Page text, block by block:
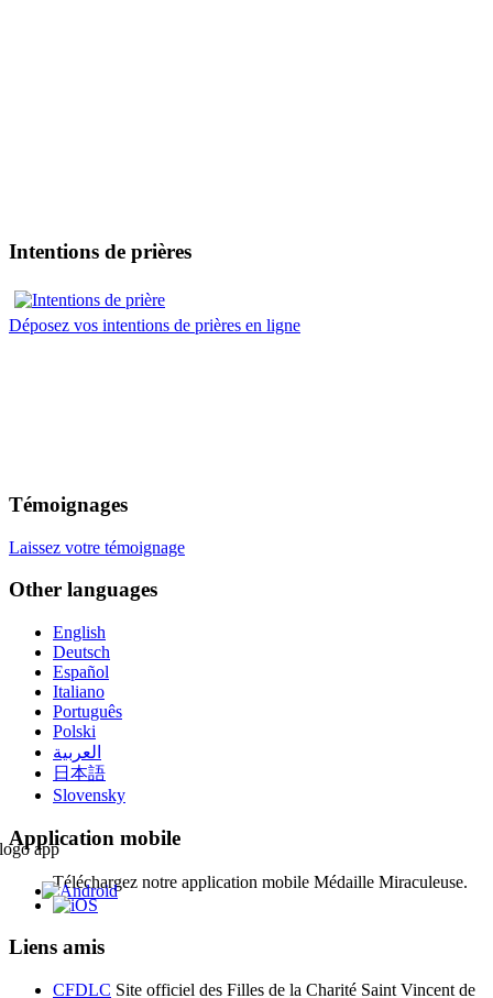
Intentions de prières
Déposez vos intentions de prières en ligne
Témoignages
Laissez votre témoignage
Other languages
English
Deutsch
Español
Italiano
Português
Polski
العربية
日本語
Slovensky
Application mobile
Téléchargez notre application mobile Médaille Miraculeuse.
Liens amis
CFDLC Site officiel des Filles de la Charité Saint Vincent de